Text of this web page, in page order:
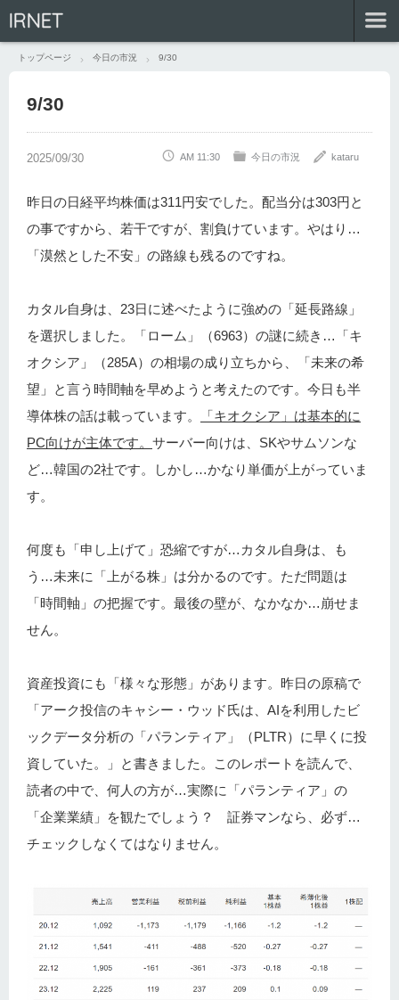
IRNET
トップページ 今日の市況 9/30
9/30
AM 11:30 今日の市況 kataru
昨日の日経平均株価は311円安でした。配当分は303円と
の事ですから、若干ですが、割負けています。やはり…
「漠然とした不安」の路線も残るのですね。
カタル自身は、23日に述べたように強めの「延長路線」
を選択しました。「ローム」（6963）の謎に続き…「キ
オクシア」（285A）の相場の成り立ちから、「未来の希
望」と言う時間軸を早めようと考えたのです。今日も半
導体株の話は載っています。
「キオクシア」は基本的に
PC向けが主体です。 サーバー向けは、SKやサムソンな
ど…韓国の2社です。しかし…かなり単価が上がっていま
す。
何度も「申し上げて」恐縮ですが…カタル自身は、も
う…未来に「上がる株」は分かるのです。ただ問題は
「時間軸」の把握です。最後の壁が、なかなか…崩せま
せん。
資産投資にも「様々な形態」があります。昨日の原稿で
「アーク投信のキャシー・ウッド氏は、AIを利用したビ
ックデータ分析の「パランティア」（PLTR）に早くに投
資していた。」と書きました。このレポートを読んで、
読者の中で、何人の方が…実際に「パランティア」の
「企業業績」を観たでしょう？ 証券マンなら、必ず…
チェックしなくてはなりません。